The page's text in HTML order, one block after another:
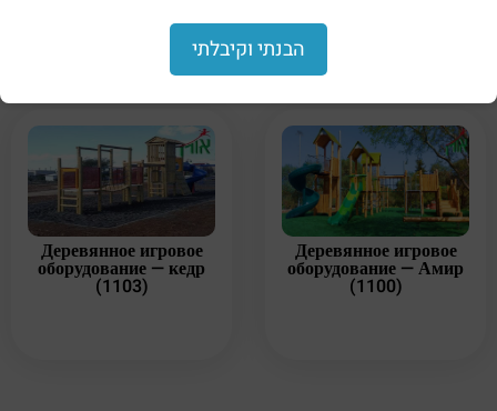
Деревянное игровое
оборудование — кедр
(1103)
Деревянное игровое
оборудование — Амир
(1100)
הבנתי וקיבלתי